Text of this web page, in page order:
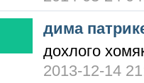
дима
дохлого
2013-12-14